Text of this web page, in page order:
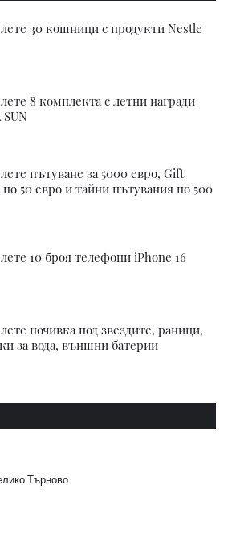
30 кошници с продукти Nestle
8 комплекта с летни награди
пътуване за 5000 евро, Gift
50 евро и тайни пътувания по 500
10 броя телефони iPhone 16
почивка под звездите, раници,
за вода, външни батерии
Търново